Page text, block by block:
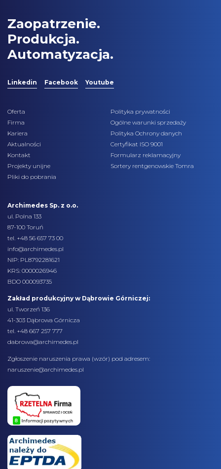
Zaopatrzenie.
Produkcja.
Automatyzacja.
Linkedin Facebook Youtube
Oferta
Firma
Kariera
Aktualności
Kontakt
Projekty unijne
Pliki do pobrania
Polityka prywatności
Ogólne warunki sprzedaży
Polityka Ochrony danych
Certyfikat ISO 9001
Formularz reklamacyjny
Sortery rentgenowskie Tomra
Archimedes Sp. z o.o.
ul. Polna 133
87-100 Toruń
tel. +48 56 657 73 00
info@archimedes.pl
NIP: PL8792281621
KRS: 0000026946
BDO 000093735
Zakład produkcyjny w Dąbrowie Górniczej:
ul. Tworzeń 136
41-303 Dąbrowa Górnicza
tel. +48 667 257 777
dabrowa@archimedes.pl
Zgłoszenie naruszenia prawa (wzór) pod adresem:
naruszenie@archimedes.pl